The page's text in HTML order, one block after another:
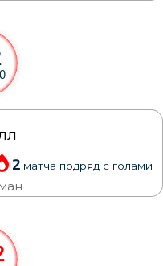
2 матча подряд с голами